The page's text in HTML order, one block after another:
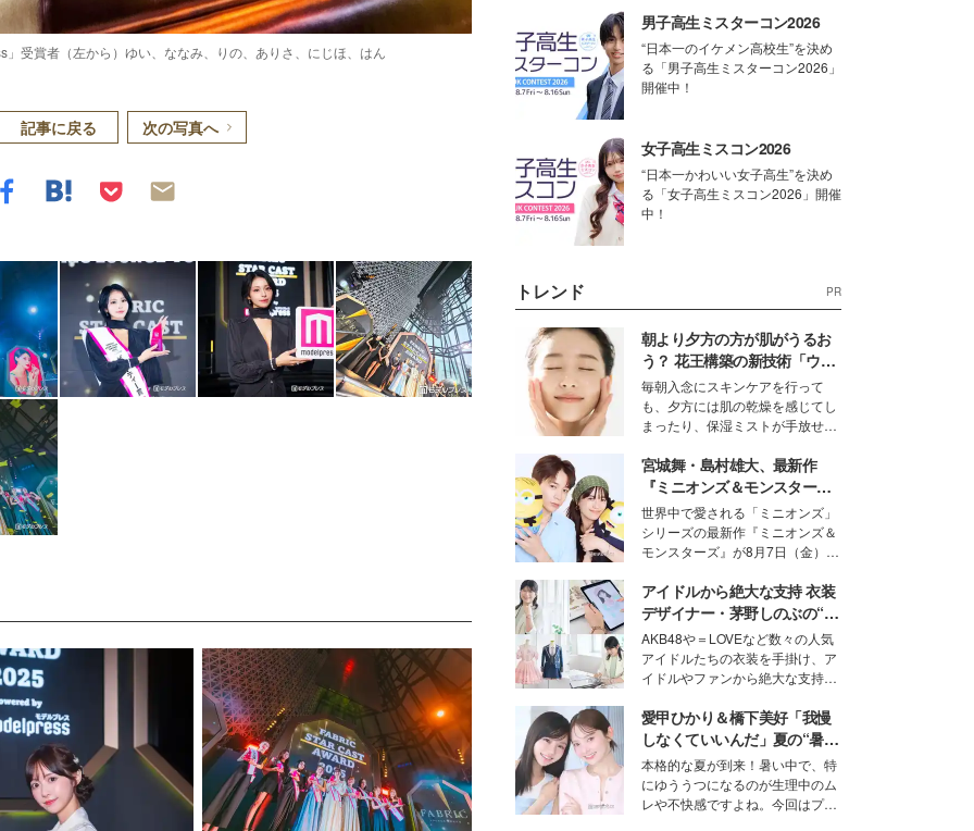
受賞者（左から）ゆい、ななみ、りの、ありさ、にじほ、はん
記事に戻る 次の写真へ
男子高生ミスターコン2026
“日本一のイケメン高校生”を決め
る「男子高生ミスターコン2026」
開催中！
女子高生ミスコン2026
“日本一かわいい女子高生”を決め
る「女子高生ミスコン2026」開催
中！
トレンド PR
朝より夕方の方が肌がうるお
う？ 花王構築の新技術「ウォ
ーターキャプチャリングスキ
ン（捕水肌）」がスキンケア
の常識を変える予感
毎朝入念にスキンケアを行って
も、夕方には肌の乾燥を感じてし
まったり、保湿ミストが手放せな
な美容の常識を大きく変える可能
性を秘めた、革新的な「Water
Capturing Skin（ウォーターキャ
プチャリングスキン：捕水肌）」
技術を、花王が構築した。
宮城舞・島村雄大、最新作
『ミニオンズ＆モンスター
ズ』の魅力熱弁 ハチャメチャ
だけじゃない“友情と絆”に感
動
世界中で愛される「ミニオンズ」
シリーズの最新作『ミニオンズ＆
モンスターズ』が8月7日（金）に
ニオン好き”という共通点を持つモ
デルの宮城舞と島村雄大の特別対
談をお届け！それぞれの視点か
ら、今作ならではの魅力や予想外
の感動をもたらす奥深いストーリ
ーについて熱く語り合ってもらっ
た。
アイドルから絶大な支持 衣装
デザイナー・茅野しのぶの“可
愛い”を作る美学＜「シチズン
クロスシー」インタビュー＞
AKB48や＝LOVEなど数々の人気
アイドルたちの衣装を手掛け、ア
イドルやファンから絶大な支持を
取締役兼クリエイティブディレク
ター・茅野しのぶ。一人ひとりの
個性に寄り添い、魅力を引き出す
衣装作りは、多くの女性たちに勇
気と自信を与え続けている。
愛甲ひかり＆橋下美好「我慢
しなくていいんだ」夏の“暑さ
対策”の新しい選択肢とは？
本格的な夏が到来！暑い中で、特
にゆううつになるのが生理中のム
レや不快感ですよね。今回はプラ